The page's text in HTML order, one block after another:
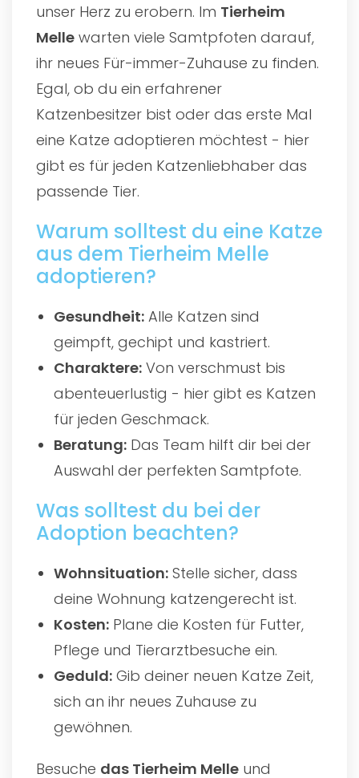
unser Herz zu erobern. Im Tierheim
Melle warten viele Samtpfoten darauf,
ihr neues Für-immer-Zuhause zu finden.
Egal, ob du ein erfahrener
Katzenbesitzer bist oder das erste Mal
eine Katze adoptieren möchtest - hier
gibt es für jeden Katzenliebhaber das
passende Tier.
Warum solltest du eine Katze
aus dem Tierheim Melle
adoptieren?
Gesundheit: Alle Katzen sind
geimpft, gechipt und kastriert.
Charaktere: Von verschmust bis
abenteuerlustig - hier gibt es Katzen
für jeden Geschmack.
Beratung: Das Team hilft dir bei der
Auswahl der perfekten Samtpfote.
Was solltest du bei der
Adoption beachten?
Wohnsituation: Stelle sicher, dass
deine Wohnung katzengerecht ist.
Kosten: Plane die Kosten für Futter,
Pflege und Tierarztbesuche ein.
Geduld: Gib deiner neuen Katze Zeit,
sich an ihr neues Zuhause zu
gewöhnen.
Besuche das Tierheim Melle und